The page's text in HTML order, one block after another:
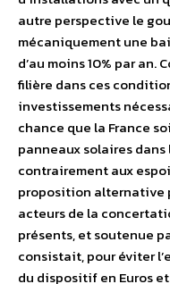
autre perspective le
mécaniquement une
d’au moins 10% par
filière dans ces
investissements
chance que la France
panneaux solaires
contrairement aux
proposition alternative
acteurs de la
présents, et soutenue
consistait, pour éviter
du dispositif en Euros